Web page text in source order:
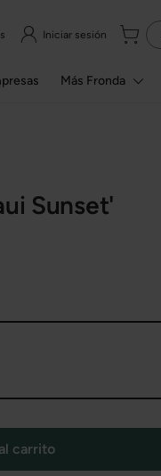
Iniciar sesión
Más Fronda
Sunset'
carrito